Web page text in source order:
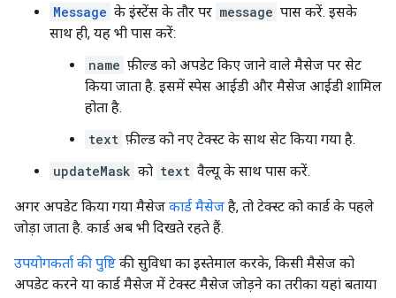
Message के इंस्टेंस के तौर पर message पास करें. इसके
साथ ही, यह भी पास करें:
name फ़ील्ड को अपडेट किए जाने वाले मैसेज पर सेट
किया जाता है. इसमें स्पेस आईडी और मैसेज आईडी शामिल
होता है.
text फ़ील्ड को नए टेक्स्ट के साथ सेट किया गया है.
updateMask को text वैल्यू के साथ पास करें.
अगर अपडेट किया गया मैसेज कार्ड मैसेज है, तो टेक्स्ट को कार्ड के पहले
जोड़ा जाता है. कार्ड अब भी दिखते रहते हैं.
उपयोगकर्ता की पुष्टि की सुविधा का इस्तेमाल करके, किसी मैसेज को
अपडेट करने या कार्ड मैसेज में टेक्स्ट मैसेज जोड़ने का तरीका यहां बताया